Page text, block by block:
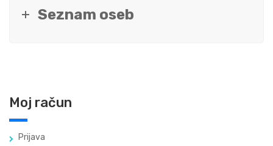
Seznam oseb
Moj račun
Prijava